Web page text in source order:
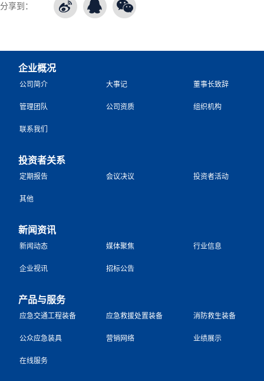
分享到：
企业概况
公司简介 大事记 董事长致辞
管理团队 公司资质 组织机构
联系我们
投资者关系
定期报告 会议决议 投资者活动
其他
新闻资讯
新闻动态 媒体聚焦 行业信息
企业视讯 招标公告
产品与服务
应急交通工程装备 应急救援处置装备 消防救生装备
公众应急装具 营销网络 业绩展示
在线服务